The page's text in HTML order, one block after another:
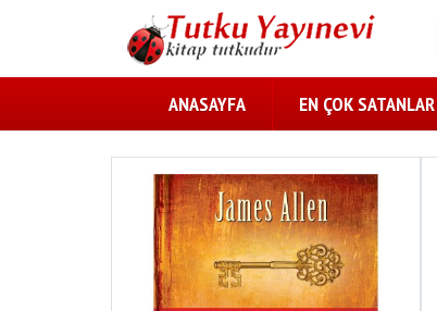
ANASAYFA EN ÇOK SATANLAR